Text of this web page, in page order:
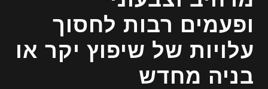
ופעמים רבות לחסוך
עלויות של שיפוץ יקר או
בניה מחדש